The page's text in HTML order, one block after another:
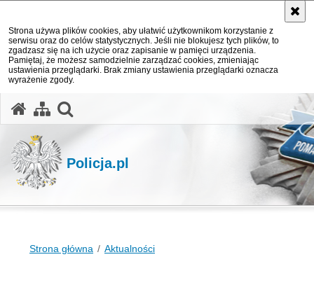
Strona używa plików cookies, aby ułatwić użytkownikom korzystanie z
serwisu oraz do celów statystycznych. Jeśli nie blokujesz tych plików, to
zgadzasz się na ich użycie oraz zapisanie w pamięci urządzenia.
Pamiętaj, że możesz samodzielnie zarządzać cookies, zmieniając
ustawienia przeglądarki. Brak zmiany ustawienia przeglądarki oznacza
wyrażenie zgody.
Policja.pl
Strona główna Aktualności